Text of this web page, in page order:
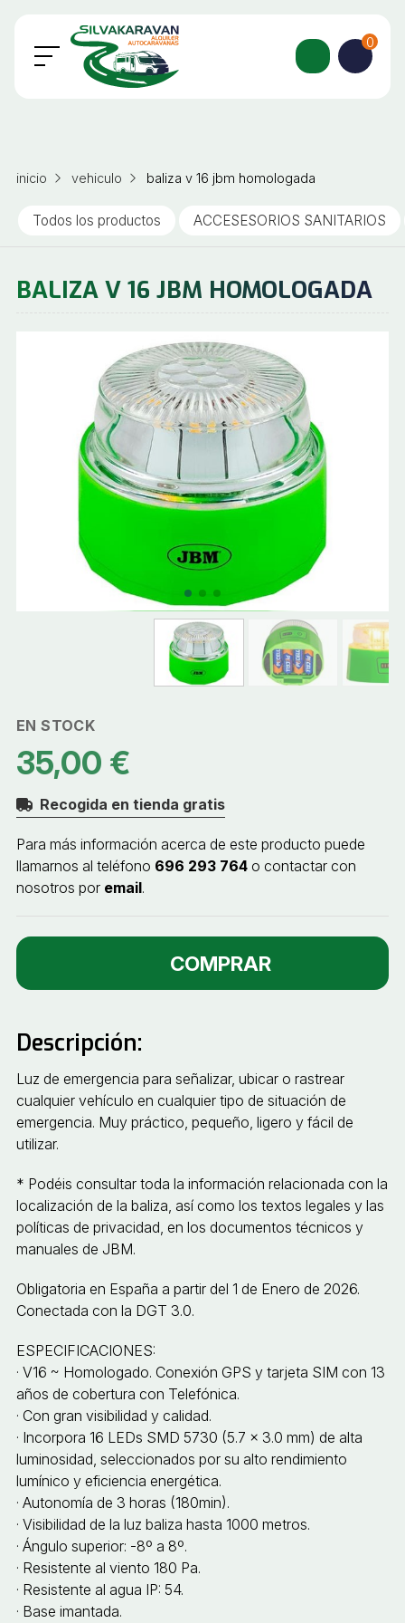
0
inicio vehiculo baliza v 16 jbm homologada
Todos los productos ACCESESORIOS SANITARIOS
BALIZA V 16 JBM HOMOLOGADA
EN STOCK
35,00 €
Recogida en tienda gratis
Para más información acerca de este producto puede
llamarnos al teléfono 696 293 764o contactar con
nosotros por email.
COMPRAR
Descripción:
Luz de emergencia para señalizar, ubicar o rastrear
cualquier vehículo en cualquier tipo de situación de
emergencia. Muy práctico, pequeño, ligero y fácil de
utilizar.
* Podéis consultar toda la información relacionada con la
localización de la baliza, así como los textos legales y las
políticas de privacidad, en los documentos técnicos y
manuales de JBM.
Obligatoria en España a partir del 1 de Enero de 2026.
Conectada con la DGT 3.0.
ESPECIFICACIONES:
· V16 ~ Homologado. Conexión GPS y tarjeta SIM con 13
años de cobertura con Telefónica.
· Con gran visibilidad y calidad.
· Incorpora 16 LEDs SMD 5730 (5.7 × 3.0 mm) de alta
luminosidad, seleccionados por su alto rendimiento
lumínico y eficiencia energética.
· Autonomía de 3 horas (180min).
· Visibilidad de la luz baliza hasta 1000 metros.
· Ángulo superior: -8º a 8º.
· Resistente al viento 180 Pa.
· Resistente al agua IP: 54.
· Base imantada.